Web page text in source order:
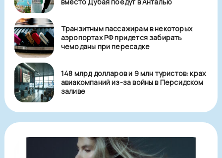
Транзитным пассажирам в некоторых
аэропортах РФ придется забирать
чемоданы при пересадке
148 млрд долларов и 9 млн туристов: крах
авиакомпаний из-за войны в Персидском
заливе